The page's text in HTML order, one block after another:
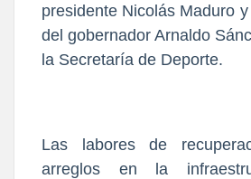
presidente Nicolás Maduro
del gobernador Arnaldo
la Secretaría de Deporte.
Las labores de
arreglos en la